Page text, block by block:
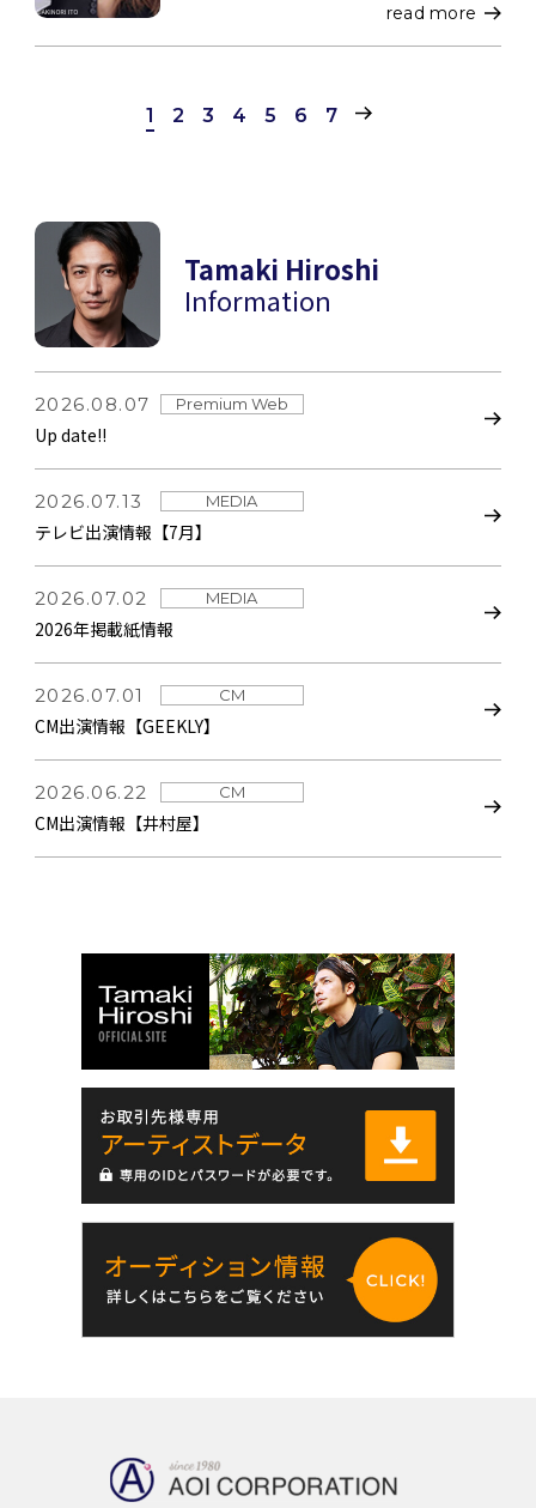
read more
1 2 3 4 5 6 7
Tamaki Hiroshi
Information
2026.08.07 Premium Web
Up date!!
2026.07.13 MEDIA
テレビ出演情報【7月】
2026.07.02 MEDIA
2026年掲載紙情報
2026.07.01 CM
CM出演情報【GEEKLY】
2026.06.22 CM
CM出演情報【井村屋】